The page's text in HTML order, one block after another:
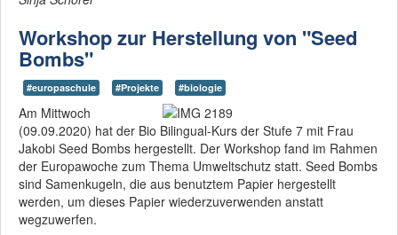
Workshop zur Herstellung von "Seed
Bombs"
#europaschule #Projekte #biologie
Am Mittwoch
(09.09.2020) hat der Bio Bilingual-Kurs der Stufe 7 mit Frau
Jakobi Seed Bombs hergestellt. Der Workshop fand im Rahmen
der Europawoche zum Thema Umweltschutz statt. Seed Bombs
sind Samenkugeln, die aus benutztem Papier hergestellt
werden, um dieses Papier wiederzuverwenden anstatt
wegzuwerfen.